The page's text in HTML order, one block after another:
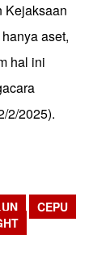
Kejaksaan
aset,
hal ini
2/2025).
CEPU